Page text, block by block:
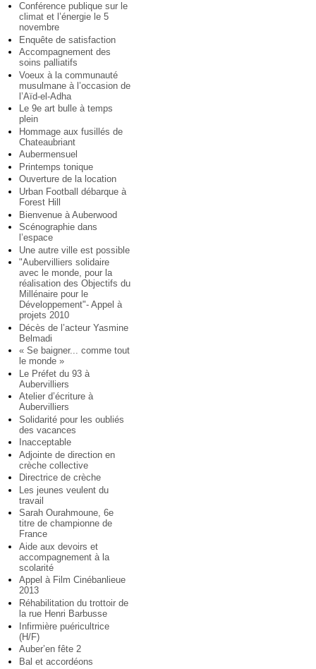
Conférence publique sur le
climat et l’énergie le 5
novembre
Enquête de satisfaction
Accompagnement des
soins palliatifs
Voeux à la communauté
musulmane à l’occasion de
l’Aïd-el-Adha
Le 9e art bulle à temps
plein
Hommage aux fusillés de
Chateaubriant
Aubermensuel
Printemps tonique
Ouverture de la location
Urban Football débarque à
Forest Hill
Bienvenue à Auberwood
Scénographie dans
l’espace
Une autre ville est possible
"Aubervilliers solidaire
avec le monde, pour la
réalisation des Objectifs du
Millénaire pour le
Développement"- Appel à
projets 2010
Décès de l’acteur Yasmine
Belmadi
« Se baigner... comme tout
le monde »
Le Préfet du 93 à
Aubervilliers
Atelier d’écriture à
Aubervilliers
Solidarité pour les oubliés
des vacances
Inacceptable
Adjointe de direction en
crèche collective
Directrice de crèche
Les jeunes veulent du
travail
Sarah Ourahmoune, 6e
titre de championne de
France
Aide aux devoirs et
accompagnement à la
scolarité
Appel à Film Cinébanlieue
2013
Réhabilitation du trottoir de
la rue Henri Barbusse
Infirmière puéricultrice
(H/F)
Auber’en fête 2
Bal et accordéons